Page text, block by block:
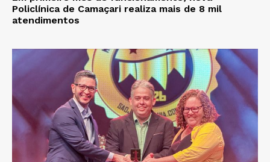
Policlínica de Camaçari realiza mais de 8 mil
atendimentos